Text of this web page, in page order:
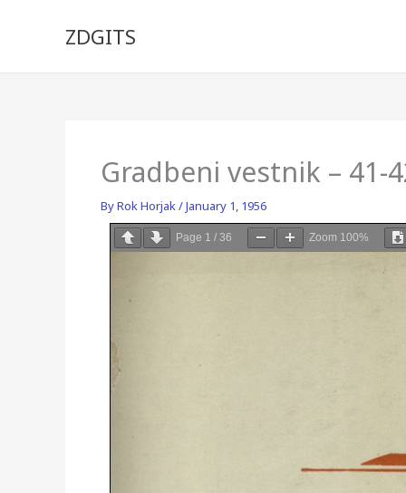
ZDGITS
Gradbeni vestnik – 41-
ByRok Horjak/January 1, 1956
Page 1 / 36 Zoom 100%